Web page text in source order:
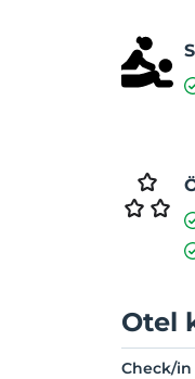
Otel
Check/in